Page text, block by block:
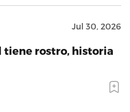
Jul 30, 2026
tiene rostro, historia